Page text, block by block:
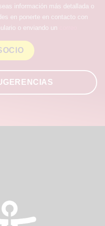
información más detallada o
en ponerte en contacto con
o enviando un